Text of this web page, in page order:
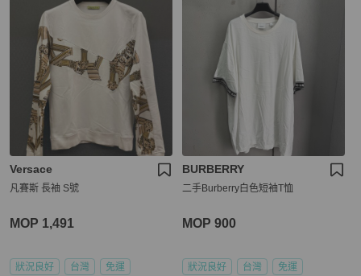
Versace
凡賽斯 長袖 S號
MOP 1,491
狀況良好 台灣 免運
BURBERRY
二手Burberry白色短袖T恤
MOP 900
狀況良好 台灣 免運